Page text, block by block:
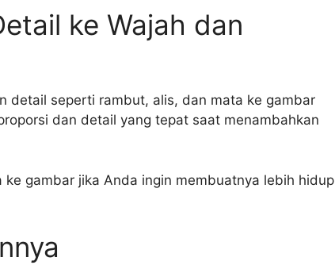
ke Wajah dan
detail seperti rambut, alis, dan mata ke gambar
dan detail yang tepat saat menambahkan
gambar jika Anda ingin membuatnya lebih hidup